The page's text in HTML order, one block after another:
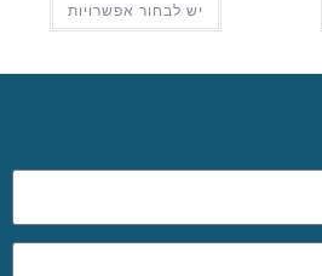
יש לבחור אפשרויות